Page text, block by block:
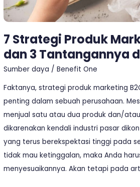
7 Strategi Produk
dan 3 Tantangannya
Sumber daya /Benefit One
Faktanya, strategi produk marketing
penting dalam sebuah perusahaan.
menjual satu atau dua produk dan/
dikarenakan kendali industri pasar
yang terus berekspektasi tinggi pada
tidak mau ketinggalan, maka Anda
menyesuaikannya. Akan tetapi pada
Tantangannya
di
Pasar